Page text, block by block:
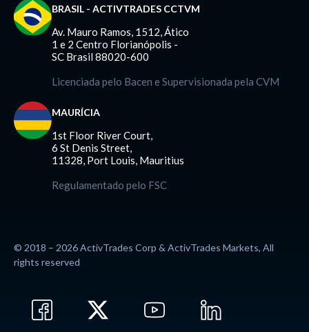
BRASIL - ACTIVTRADES CCTVM
Av. Mauro Ramos, 1512, Ático
1 e 2 Centro Florianópolis -
SC Brasil 88020-600
Licenciada pelo Bacen e Supervisionada pela CVM
MAURÍCIA
1st Floor River Court,
6 St Denis Street,
11328, Port Louis, Mauritius
Regulamentado pelo FSC
© 2018 – 2026 ActivTrades Corp & ActivTrades Markets, All
rights reserved